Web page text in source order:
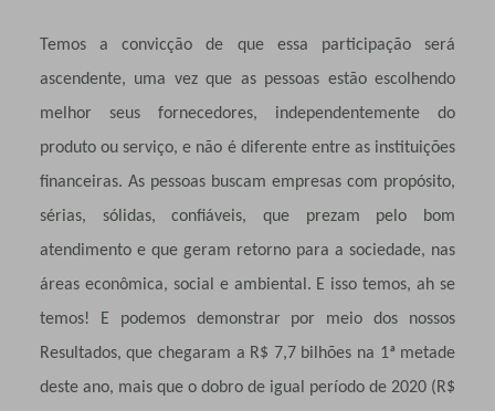
Temos a convicção de que essa participação será
ascendente, uma vez que as pessoas estão escolhendo
melhor seus fornecedores, independentemente do
produto ou serviço, e não é diferente entre as instituições
financeiras. As pessoas buscam empresas com propósito,
sérias, sólidas, confiáveis, que prezam pelo bom
atendimento e que geram retorno para a sociedade, nas
áreas econômica, social e ambiental. E isso temos, ah se
temos! E podemos demonstrar por meio dos nossos
Resultados, que chegaram a R$ 7,7 bilhões na 1ª metade
deste ano, mais que o dobro de igual período de 2020 (R$